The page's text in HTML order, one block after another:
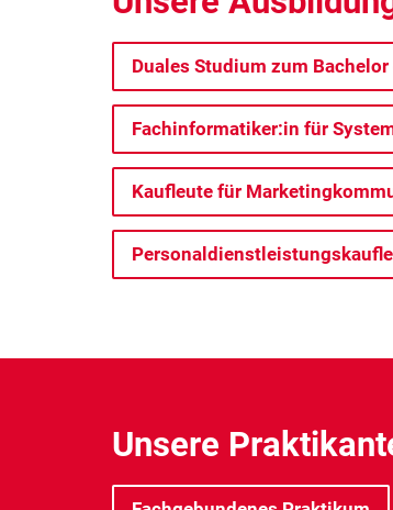
Duales Studium zum
Fachinformatiker:in für
Kaufleute für
Unsere